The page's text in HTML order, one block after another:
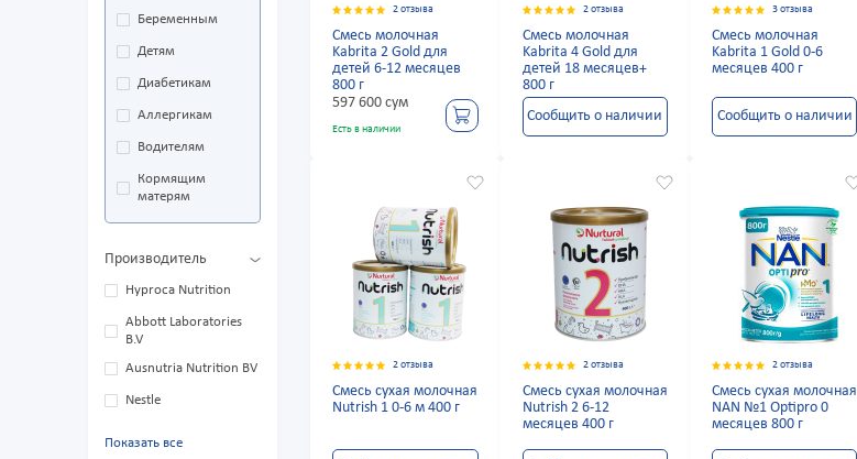
Беременным
Детям
Диабетикам
Аллергикам
Водителям
Кормящим
матерям
Производитель
Hyproca Nutrition
Abbott Laboratories
B.V
Ausnutria Nutrition BV
Nestle
Показать все
2 отзыва
Смесь молочная
Kabrita 2 Gold для
детей 6-12 месяцев
800 г
597 600 сум
Есть в наличии
2 отзыва
Смесь молочная
Kabrita 4 Gold для
детей 18 месяцев+
800 г
Сообщить о наличии
3 отзыва
Смесь молочная
Kabrita 1 Gold 0-6
месяцев 400 г
Сообщить о наличии
2 отзыва
Смесь сухая молочная
Nutrish 1 0-6 м 400 г
2 отзыва
Смесь сухая молочная
Nutrish 2 6-12
месяцев 400 г
2 отзыва
Смесь сухая молочная
NAN №1 Optipro 0
месяцев 800 г